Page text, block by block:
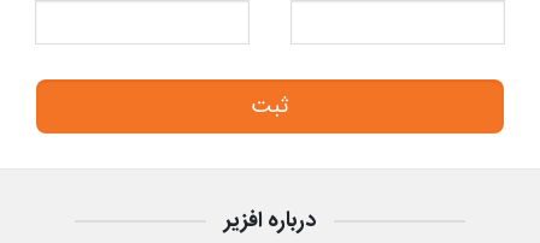
درباره افزیر